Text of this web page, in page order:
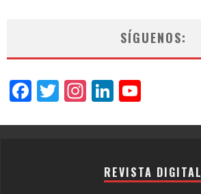
SÍGUENOS:
Facebook
Twitter
Instagram
LinkedIn
REVISTA DIGITAL